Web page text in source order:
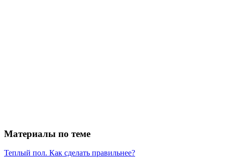
Материалы по теме
Теплый пол. Как сделать правильнее?